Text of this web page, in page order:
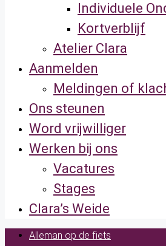
Individuele
Kortverblijf
Atelier Clara
Aanmelden
Meldingen of
Ons steunen
Word vrijwilliger
Werken bij ons
Vacatures
Stages
Clara’s Weide
Alleman op de fiets